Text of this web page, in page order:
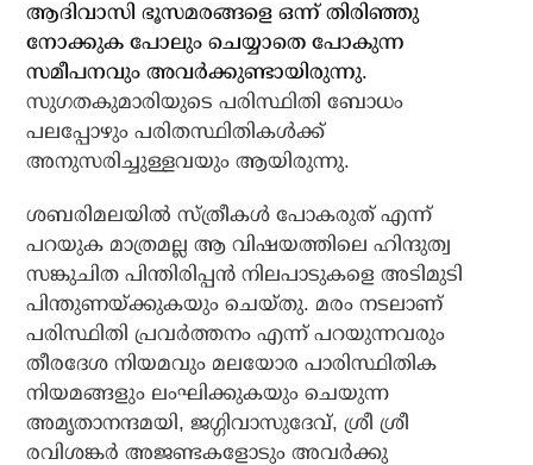
ആദിവാസി ഭൂസമരങ്ങളെ ഒന്ന് തിരിഞ്ഞു
നോക്കുക പോലും ചെയ്യാതെ പോകുന്ന
സമീപനവും അവര്‍ക്കുണ്ടായിരുന്നു.
സുഗതകുമാരിയുടെ പരിസ്ഥിതി ബോധം
പലപ്പോഴും പരിതസ്ഥിതികള്‍ക്ക്
അനുസരിച്ചുള്ളവയും ആയിരുന്നു.
ശബരിമലയില്‍ സ്ത്രീകള്‍ പോകരുത് എന്ന്
പറയുക മാത്രമല്ല ആ വിഷയത്തിലെ ഹിന്ദുത്വ
സങ്കുചിത പിന്തിരിപ്പന്‍ നിലപാടുകളെ അടിമുടി
പിന്തുണയ്ക്കുകയും ചെയ്തു. മരം നടലാണ്
പരിസ്ഥിതി പ്രവര്‍ത്തനം എന്ന് പറയുന്നവരും
തീരദേശ നിയമവും മലയോര പാരിസ്ഥിതിക
നിയമങ്ങളും ലംഘിക്കുകയും ചെയുന്ന
അമൃതാനന്ദമയി, ജഗ്ഗിവാസുദേവ്, ശ്രീ ശ്രീ
രവിശങ്കര്‍ അജണ്ടകളോടും അവര്‍ക്കു